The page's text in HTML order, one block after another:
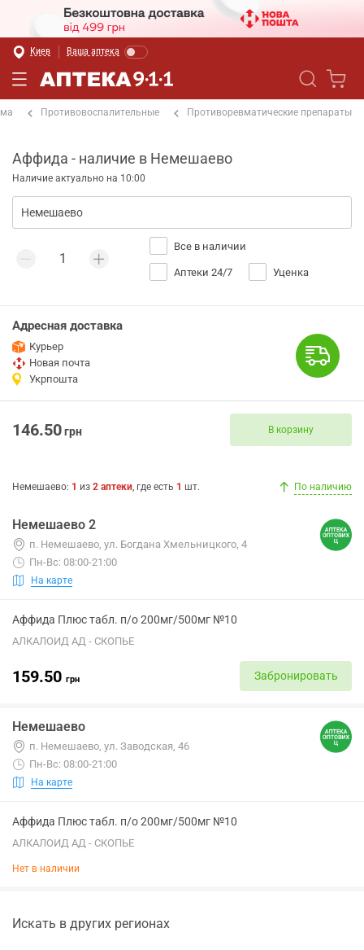
Киев Ваша аптека
Противовоспалительные Противоревматические препараты
Аффида - наличие в Немешаево
Наличие актуально на 10:00
Все в наличии
Аптеки 24/7 Уценка
Адресная доставка
Курьер
Новая почта
Укрпошта
146.50грн В корзину
Немешаево: 1 из 2 аптеки, где есть 1 шт. По наличию
Немешаево 2
п. Немешаево, ул. Богдана Хмельницкого, 4
Пн-Вс: 08:00-21:00
На карте
Аффида Плюс табл. п/о 200мг/500мг №10
АЛКАЛОИД АД - СКОПЬЕ
159.50 грн Забронировать
Немешаево
п. Немешаево, ул. Заводская, 46
Пн-Вс: 08:00-21:00
На карте
Аффида Плюс табл. п/о 200мг/500мг №10
АЛКАЛОИД АД - СКОПЬЕ
Нет в наличии
Искать в других регионах